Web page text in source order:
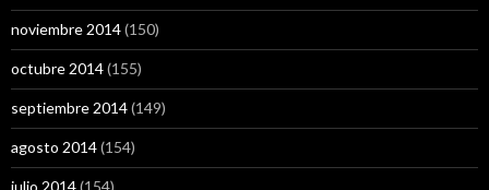
noviembre 2014(150)
octubre 2014(155)
septiembre 2014(149)
agosto 2014(154)
julio 2014(154)